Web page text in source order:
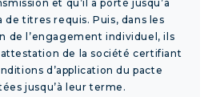
et qu’il a porté jusqu’à
titres requis. Puis, dans les
de l’engagement individuel, ils
de la société certifiant
d’application du pacte
jusqu’à leur terme.